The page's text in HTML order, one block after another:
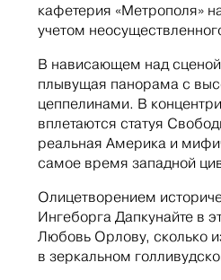
кафетерия «Метрополя»
учетом
В нависающем над
плывущая панорама с
цеппелинами. В
вплетаются статуя
реальная Америка и
самое время западной
Олицетворением
Ингеборга Дапкунайте в
Любовь Орлову, сколько
в зеркальном